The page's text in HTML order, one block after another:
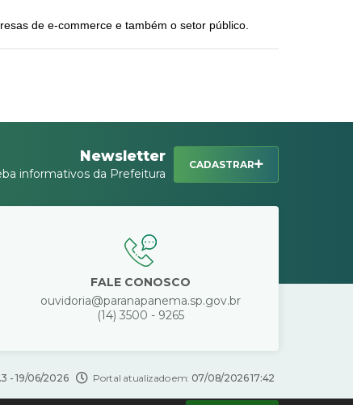
de e-commerce e também o setor público.
Newsletter
informativos da Prefeitura
CADASTRAR
FALE CONOSCO
ouvidoria@paranapanema.sp.gov.br
(14) 3500 - 9265
- 19/06/2026 Portal atualizado em: 07/08/2026 17:42